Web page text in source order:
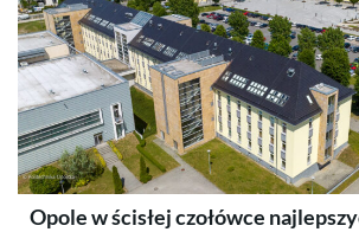
Opole w ścisłej czołówce